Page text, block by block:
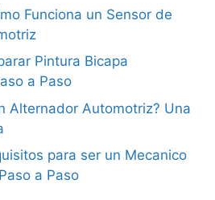
Funciona un Sensor de
Pintura Bicapa
a Paso
Alternador Automotriz? Una
para ser un Mecanico
a Paso